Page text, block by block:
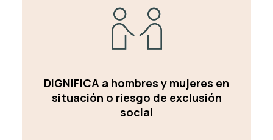
DIGNIFICA a hombres y mujeres en
situación o riesgo de exclusión
social